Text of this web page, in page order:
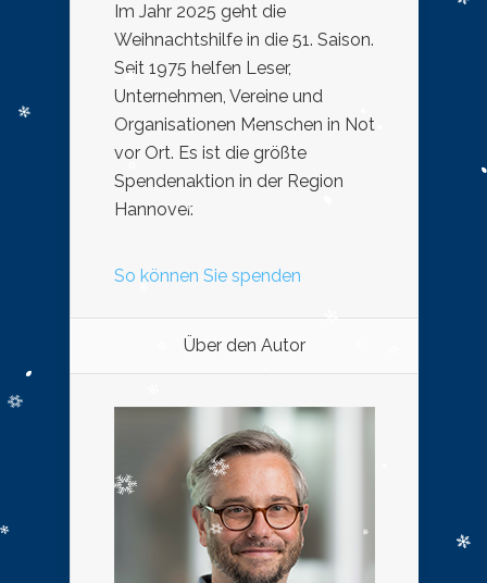
Im Jahr 2025 geht die
Weihnachtshilfe in die 51. Saison.
Seit 1975 helfen Leser,
Unternehmen, Vereine und
Organisationen Menschen in Not
vor Ort. Es ist die größte
Spendenaktion in der Region
Hannover.
So können Sie spenden
Über den Autor